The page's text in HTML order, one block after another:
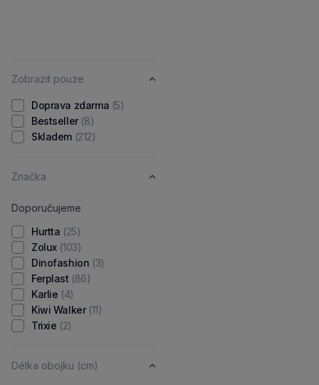
Zobrazit pouze
Doprava zdarma (5)
Bestseller (8)
Skladem (212)
Značka
Doporučujeme
Hurtta (25)
Zolux (103)
Dinofashion (3)
Ferplast (86)
Karlie (4)
Kiwi Walker (11)
Trixie (2)
Délka obojku (cm)